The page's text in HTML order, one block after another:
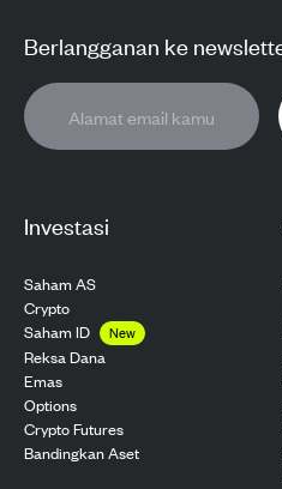
Investasi
Saham AS
Crypto
Saham ID
New
Reksa Dana
Emas
Options
Crypto Futures
Bandingkan Aset
Berlangganan ke